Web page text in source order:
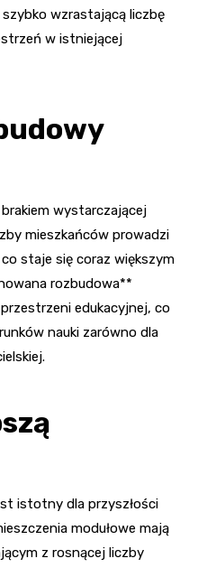
wzrastającą liczbę
w istniejącej
brakiem wystarczającej
mieszkańców prowadzi
staje się coraz większym
rozbudowa**
edukacyjnej, co
nauki zarówno dla
istotny dla przyszłości
modułowe mają
z rosnącej liczby